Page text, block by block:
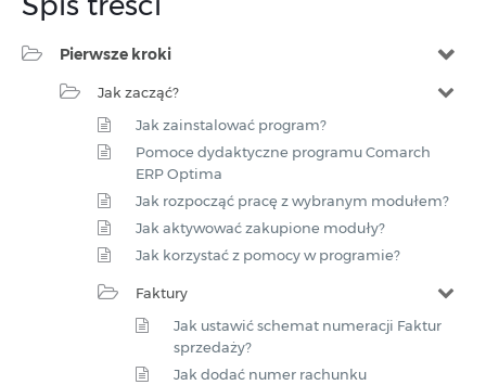
Pierwsze kroki
Jak zacząć?
Jak zainstalować program?
Pomoce dydaktyczne programu Comarch
ERP Optima
Jak rozpocząć pracę z wybranym modułem?
Jak aktywować zakupione moduły?
Jak korzystać z pomocy w programie?
Faktury
Jak ustawić schemat numeracji Faktur
sprzedaży?
Jak dodać numer rachunku